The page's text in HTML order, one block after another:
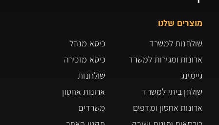
מוצרים שלנו
שולחנות למשרד
ארונות ומגירות למשרד
גיימינג
שולחן ביתי למשרד
ארונות אחסון ומדפים
כיסא מנהל
כיסא מזכירה
שולחנות
ארונות אחסון
משרדים